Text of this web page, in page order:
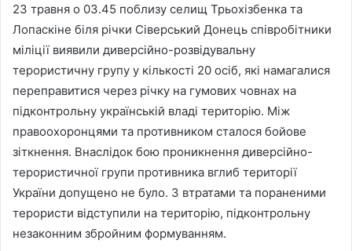
23 травня о 03.45 поблизу селищ Трьохізбенка та
Лопаскіне біля річки Сіверський Донець співробітники
міліції виявили диверсійно-розвідувальну
терористичну групу у кількості 20 осіб, які намагалися
переправитися через річку на гумових човнах на
підконтрольну українській владі територію. Між
правоохоронцями та противником сталося бойове
зіткнення. Внаслідок бою проникнення диверсійно-
терористичної групи противника вглиб території
України допущено не було. З втратами та пораненими
терористи відступили на територію, підконтрольну
незаконним збройним формуванням.